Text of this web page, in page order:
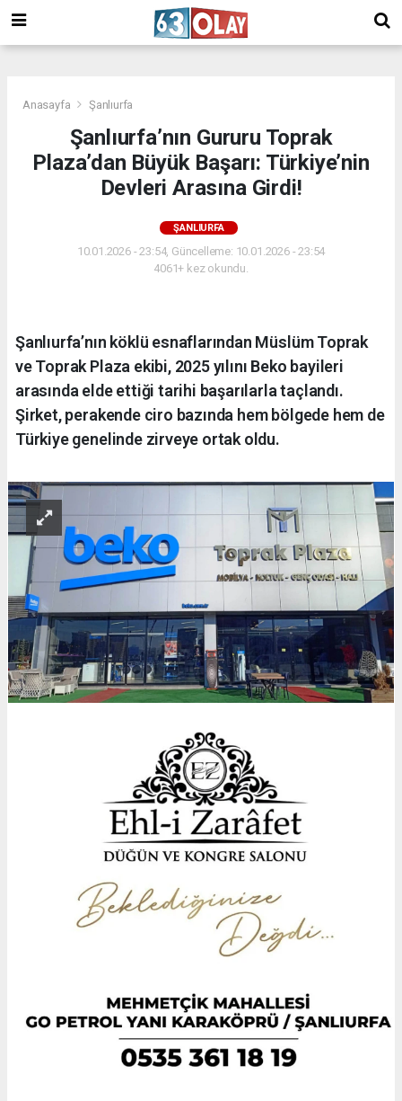
Anasayfa Şanlıurfa
Şanlıurfa’nın Gururu Toprak
Plaza’dan Büyük Başarı: Türkiye’nin
Devleri Arasına Girdi!
ŞANLIURFA
10.01.2026 - 23:54, Güncelleme: 10.01.2026 - 23:54
4061+ kez okundu.
Şanlıurfa’nın köklü esnaflarından Müslüm Toprak
ve Toprak Plaza ekibi, 2025 yılını Beko bayileri
arasında elde ettiği tarihi başarılarla taçlandı.
Şirket, perakende ciro bazında hem bölgede hem de
Türkiye genelinde zirveye ortak oldu.